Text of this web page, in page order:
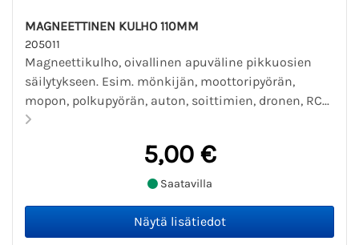
MAGNEETTINEN KULHO 110MM
205011
Magneettikulho, oivallinen apuväline pikkuosien
säilytykseen. Esim. mönkijän, moottoripyörän,
mopon, polkupyörän, auton, soittimien, dronen, RC...
5,00 €
Saatavilla